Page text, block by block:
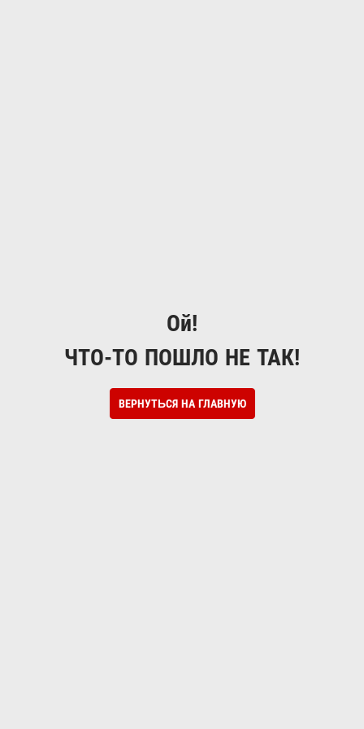
Ой!
ЧТО-ТО ПОШЛО НЕ ТАК!
ВЕРНУТЬСЯ НА ГЛАВНУЮ